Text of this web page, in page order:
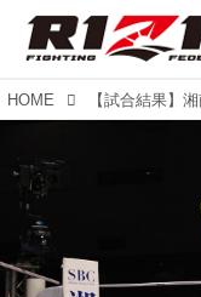
HOME